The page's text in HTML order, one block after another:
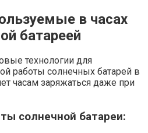
в часах
батареей
технологии для
работы солнечных батарей в
часам заряжаться даже при
солнечной батареи: